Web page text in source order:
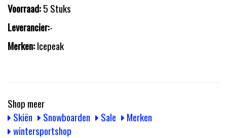
Voorraad:5 Stuks
Leverancier:-
Merken:Icepeak
Shop meer
Skiën
Snowboarden Sale
Merken
wintersportshop